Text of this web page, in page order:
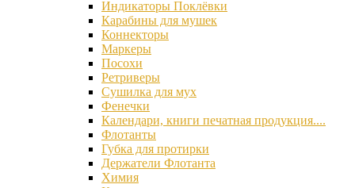
Индикаторы Поклёвки
Карабины для мушек
Коннекторы
Маркеры
Посохи
Ретриверы
Сушилка для мух
Фенечки
Календари, книги печатная продукция....
Флотанты
Губка для протирки
Держатели Флотанта
Химия